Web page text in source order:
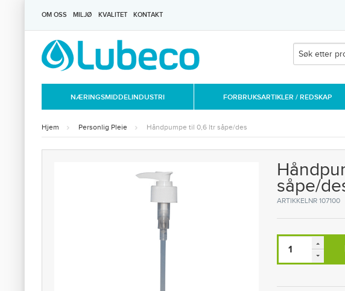
OM OSS MILJØ KVALITET KONTAKT
NÆRINGSMIDDELINDUSTRI FORBRUKSARTIKLER / REDSKAP
Hjem Personlig Pleie Håndpumpe til 0,6 ltr såpe/des
såpe/
ARTIKKELNR 107100